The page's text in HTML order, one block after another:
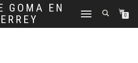
GOMA EN
CAMBIAR
0